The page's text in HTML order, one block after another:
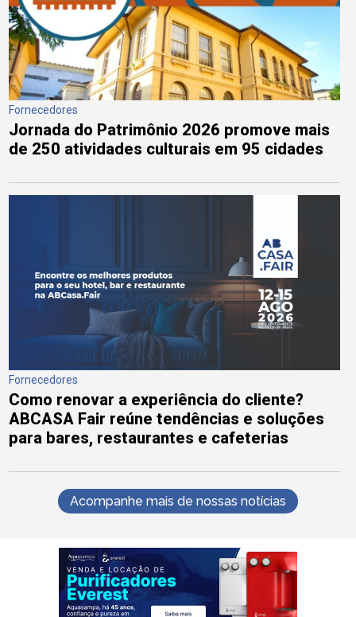
Fornecedores
Jornada do Patrimônio 2026 promove mais
de 250 atividades culturais em 95 cidades
Fornecedores
Como renovar a experiência do cliente?
ABCASA Fair reúne tendências e soluções
para bares, restaurantes e cafeterias
Acompanhe mais de nossas notícias